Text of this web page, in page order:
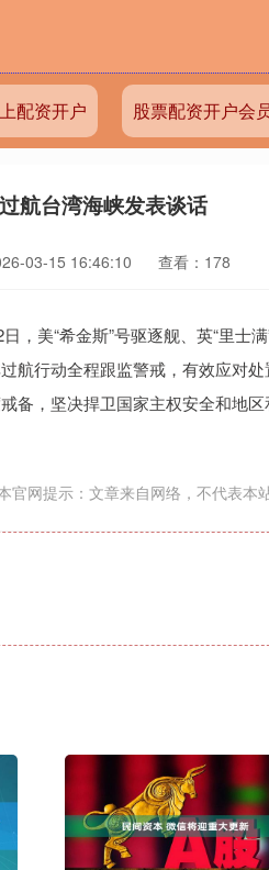
配资开户 股票配资开户会
航台湾海峡发表谈话
03-15 16:46:10 查看：178
美“希金斯”号驱逐舰、英“里士满
航行动全程跟监警戒，有效应对处
备，坚决捍卫国家主权安全和地区
官网提示：文章来自网络，不代表本
14311.01 200.89